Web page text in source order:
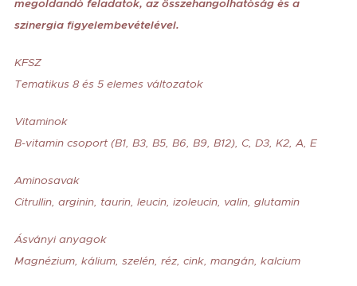
megoldandó feladatok, az összehangolhatóság és a
szinergia figyelembevételével.
KFSZ
Tematikus 8 és 5 elemes változatok
Vitaminok
B-vitamin csoport (B1, B3, B5, B6, B9, B12), C, D3, K2, A, E
Aminosavak
Citrullin, arginin, taurin, leucin, izoleucin, valin, glutamin
Ásványi anyagok
Magnézium, kálium, szelén, réz, cink, mangán, kalcium